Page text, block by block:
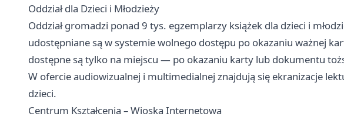
Oddział dla Dzieci i Młodzieży
Oddział gromadzi ponad 9 tys. egzemplarzy książek dla dzieci i
udostępniane są w systemie wolnego dostępu po okazaniu ważnej
dostępne są tylko na miejscu — po okazaniu karty lub dokumentu
W ofercie audiowizualnej i multimedialnej znajdują się ekranizacje
dzieci.
Centrum Kształcenia – Wioska Internetowa